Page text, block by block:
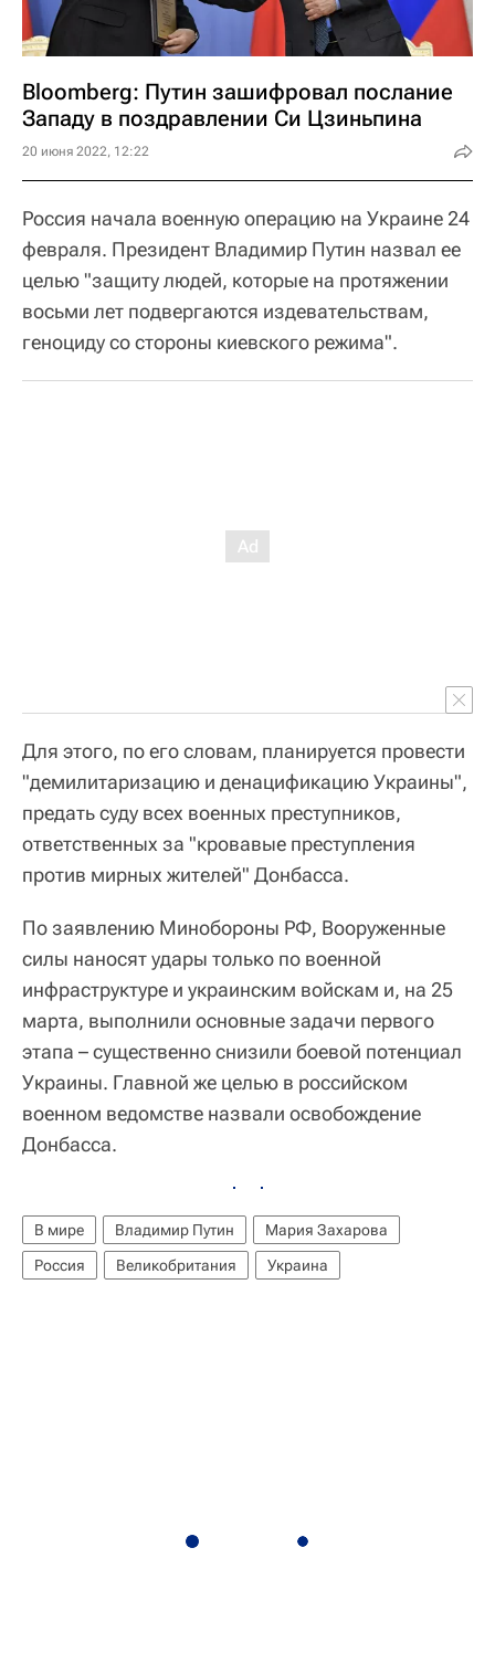
Bloomberg: Путин зашифровал послание
Западу в поздравлении Си Цзиньпина
20 июня 2022, 12:22
Россия начала военную операцию на Украине 24
февраля. Президент Владимир Путин назвал ее
целью "защиту людей, которые на протяжении
восьми лет подвергаются издевательствам,
геноциду со стороны киевского режима".
Для этого, по его словам, планируется провести
"демилитаризацию и денацификацию Украины",
предать суду всех военных преступников,
ответственных за "кровавые преступления
против мирных жителей" Донбасса.
По заявлению Минобороны РФ, Вооруженные
силы наносят удары только по военной
инфраструктуре и украинским войскам и, на 25
марта, выполнили основные задачи первого
этапа – существенно снизили боевой потенциал
Украины. Главной же целью в российском
военном ведомстве назвали освобождение
Донбасса.
В мире Владимир Путин
Мария Захарова
Россия
Великобритания Украина